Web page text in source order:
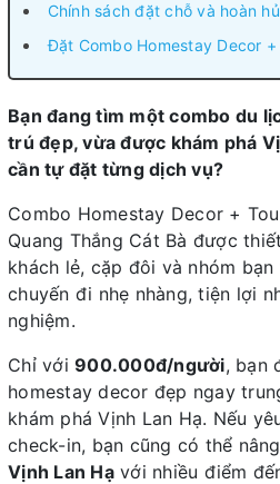
Chính sách đặt chỗ và hoàn
Đặt Combo Homestay Decor +
Bạn đang tìm một combo du
trú đẹp, vừa được khám phá
cần tự đặt từng dịch vụ?
Combo Homestay Decor +
Quang Thắng Cát Bà được
khách lẻ, cặp đôi và nhóm
chuyến đi nhẹ nhàng, tiện lợi
nghiệm.
Chỉ với 900.000đ/người, bạn
homestay decor đẹp ngay
khám phá Vịnh Lan Hạ. Nếu
check-in, bạn cũng có thể
Vịnh Lan Hạvới nhiều điểm